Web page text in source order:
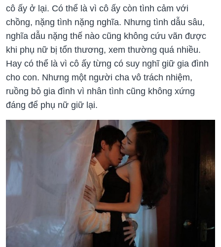
cô ấy ở lại. Có thể là vì cô ấy còn tình cảm với
chồng, nặng tình nặng nghĩa. Nhưng tình dẫu sâu,
nghĩa dẫu nặng thế nào cũng không cứu vãn được
khi phụ nữ bị tổn thương, xem thường quá nhiều.
Hay có thể là vì cô ấy từng có suy nghĩ giữ gia đình
cho con. Nhưng một người cha vô trách nhiệm,
ruồng bỏ gia đình vì nhân tình cũng không xứng
đáng để phụ nữ giữ lại.